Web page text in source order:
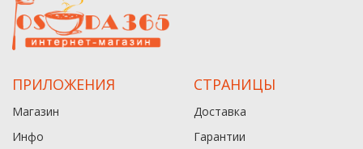
ПРИЛОЖЕНИЯ
Магазин
Инфо
СТРАНИЦЫ
Доставка
Гарантии